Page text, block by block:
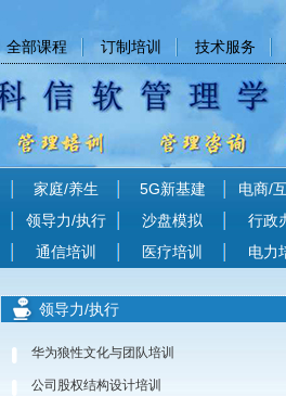
全部课程 订制培训 技术服务
家庭/养生 5G新基建
电商/
领导力/执行 沙盘模拟
行政
通信培训 医疗培训 电力
领导力/执行
华为狼性文化与团队培训
公司股权结构设计培训